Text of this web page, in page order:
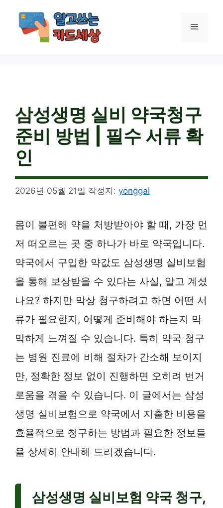
메
삼성생명 실비 약국청구
준비 방법 | 필수 서류 확
인
2026년 05월 21일 작성자: yonggal
몸이 불편해 약을 처방받아야 할 때, 가장 먼
저 떠오르는 곳 중 하나가 바로 약국입니다.
약국에서 구입한 약값도 삼성생명 실비보험
을 통해 보상받을 수 있다는 사실, 알고 계셨
나요? 하지만 막상 청구하려고 하면 어떤 서
류가 필요한지, 어떻게 준비해야 하는지 막
막하게 느껴질 수 있습니다. 특히 약국 청구
는 병원 진료에 비해 절차가 간소해 보이지
만, 정확한 정보 없이 진행하면 오히려 번거
로움을 겪을 수 있습니다. 이 글에서는 삼성
생명 실비보험으로 약국에서 지출한 비용을
효율적으로 청구하는 방법과 필요한 정보들
을 상세히 안내해 드리겠습니다.
삼성생명 실비보험 약국 청구,